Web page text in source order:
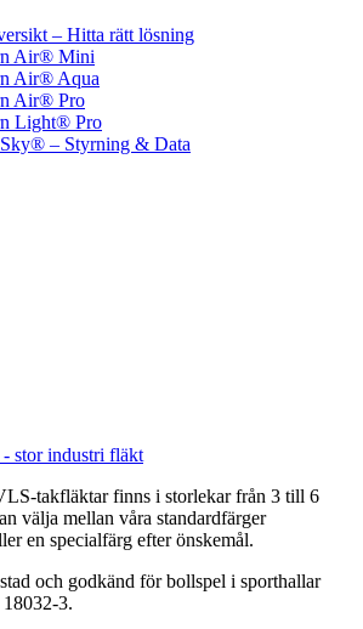
– Hitta rätt lösning
Air® Mini
Air® Aqua
Air® Pro
Light® Pro
– Styrning & Data
takfläktar finns i storlekar från 3 till 6
välja mellan våra standardfärger
en specialfärg efter önskemål.
och godkänd för bollspel i sporthallar
3.